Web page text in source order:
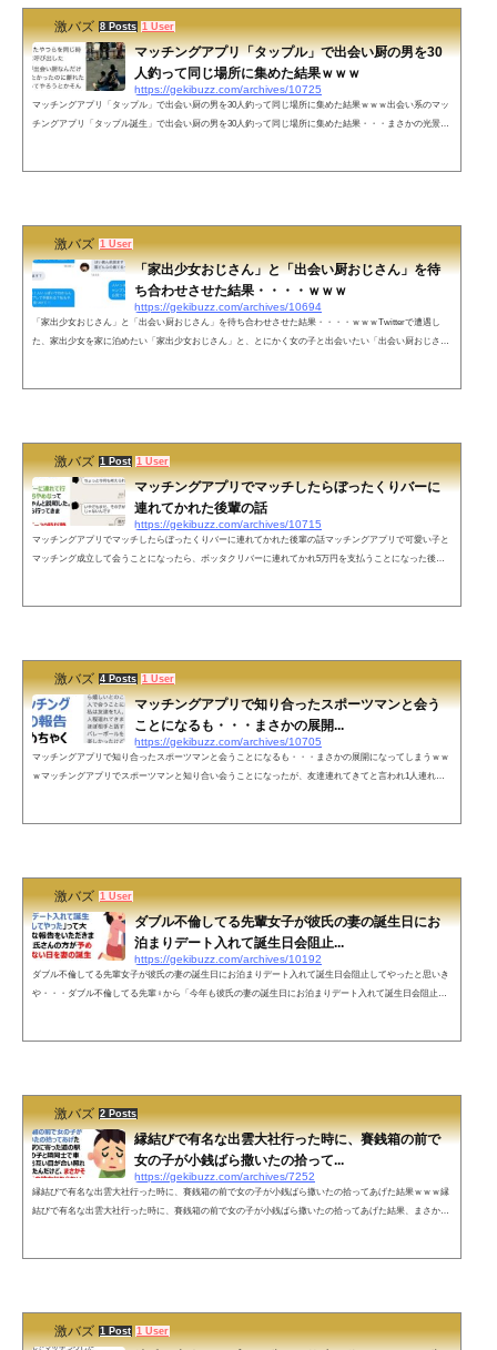
激バズ 8 Posts 1 User
マッチングアプリ「タップル」で出会い厨の男を30
人釣って同じ場所に集めた結果ｗｗｗ
https://gekibuzz.com/archives/10725
マッチングアプリ「タップル」で出会い厨の男を30人釣って同じ場所に集めた結果ｗｗｗ出会い系のマッ
チングアプリ「タップル誕生」で出会い厨の男を30人釣って同じ場所に集めた結果・・・まさかの光景が
激バズ 1 User
「家出少女おじさん」と「出会い厨おじさん」を待
ち合わせさせた結果・・・・ｗｗｗ
https://gekibuzz.com/archives/10694
「家出少女おじさん」と「出会い厨おじさん」を待ち合わせさせた結果・・・・ｗｗｗTwitterで遭遇し
た、家出少女を家に泊めたい「家出少女おじさん」と、とにかく女の子と出会いたい「出会い厨おじさ
激バズ 1 Post 1 User
マッチングアプリでマッチしたらぼったくりバーに
連れてかれた後輩の話
https://gekibuzz.com/archives/10715
マッチングアプリでマッチしたらぼったくりバーに連れてかれた後輩の話マッチングアプリで可愛い子と
マッチング成立して会うことになったら、ボッタクリバーに連れてかれ5万円を支払うことになった後輩
激バズ 4 Posts 1 User
マッチングアプリで知り合ったスポーツマンと会う
ことになるも・・・まさかの展開...
https://gekibuzz.com/archives/10705
マッチングアプリで知り合ったスポーツマンと会うことになるも・・・まさかの展開になってしまうｗｗ
ｗマッチングアプリでスポーツマンと知り合い会うことになったが、友達連れてきてと言われ1人連れて
激バズ 1 User
ダブル不倫してる先輩女子が彼氏の妻の誕生日にお
泊まりデート入れて誕生日会阻止...
https://gekibuzz.com/archives/10192
ダブル不倫してる先輩女子が彼氏の妻の誕生日にお泊まりデート入れて誕生日会阻止してやったと思いき
や・・・ダブル不倫してる先輩♀から「今年も彼氏の妻の誕生日にお泊まりデート入れて誕生日会阻止し
激バズ 2 Posts
縁結びで有名な出雲大社行った時に、賽銭箱の前で
女の子が小銭ばら撒いたの拾って...
https://gekibuzz.com/archives/7252
縁結びで有名な出雲大社行った時に、賽銭箱の前で女の子が小銭ばら撒いたの拾ってあげた結果ｗｗｗ縁
結びで有名な出雲大社行った時に、賽銭箱の前で女の子が小銭ばら撒いたの拾ってあげた結果、まさかの
激バズ 1 Post 1 User